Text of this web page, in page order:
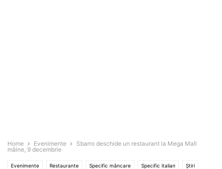
Home Evenimente
Sbarro deschide un restaurant la Mega Mall
mâine, 9 decembrie
Evenimente Restaurante Specific mâncare Specific italian Știri